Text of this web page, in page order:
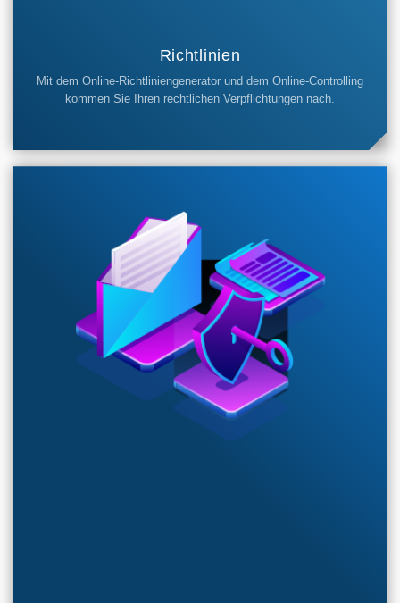
Richtlinien
Mit dem Online-Richtliniengenerator und dem Online-Controlling
kommen Sie Ihren rechtlichen Verpflichtungen nach.